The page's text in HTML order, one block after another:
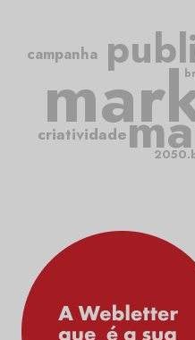
criatividade
campanha